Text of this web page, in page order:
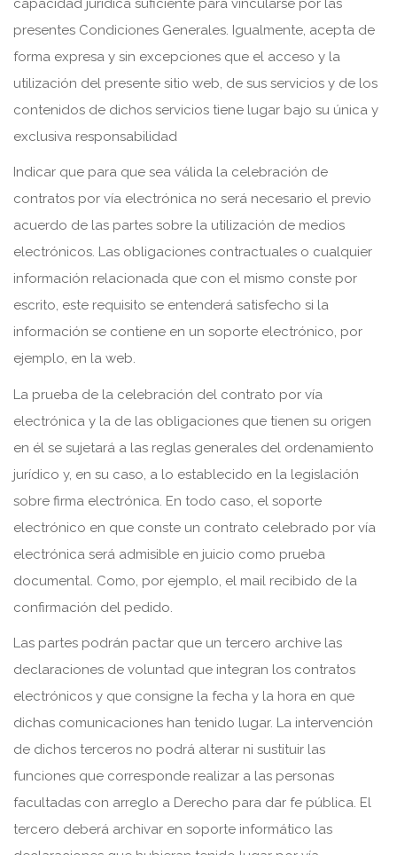
presentes Condiciones Generales. Igualmente, acepta de
forma expresa y sin excepciones que el acceso y la
utilización del presente sitio web, de sus servicios y de los
contenidos de dichos servicios tiene lugar bajo su única y
exclusiva responsabilidad
Indicar que para que sea válida la celebración de
contratos por vía electrónica no será necesario el previo
acuerdo de las partes sobre la utilización de medios
electrónicos. Las obligaciones contractuales o cualquier
información relacionada que con el mismo conste por
escrito, este requisito se entenderá satisfecho si la
información se contiene en un soporte electrónico, por
ejemplo, en la web.
La prueba de la celebración del contrato por vía
electrónica y la de las obligaciones que tienen su origen
en él se sujetará a las reglas generales del ordenamiento
jurídico y, en su caso, a lo establecido en la legislación
sobre firma electrónica. En todo caso, el soporte
electrónico en que conste un contrato celebrado por vía
electrónica será admisible en juicio como prueba
documental. Como, por ejemplo, el mail recibido de la
confirmación del pedido.
Las partes podrán pactar que un tercero archive las
declaraciones de voluntad que integran los contratos
electrónicos y que consigne la fecha y la hora en que
dichas comunicaciones han tenido lugar. La intervención
de dichos terceros no podrá alterar ni sustituir las
funciones que corresponde realizar a las personas
facultadas con arreglo a Derecho para dar fe pública. El
tercero deberá archivar en soporte informático las